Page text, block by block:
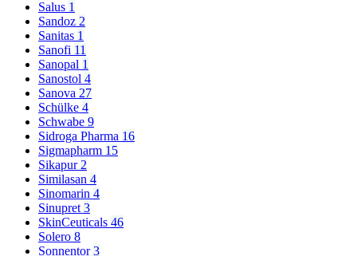
Salus 1
Sandoz 2
Sanitas 1
Sanofi 11
Sanopal 1
Sanostol 4
Sanova 27
Schülke 4
Schwabe 9
Sidroga Pharma 16
Sigmapharm 15
Sikapur 2
Similasan 4
Sinomarin 4
Sinupret 3
SkinCeuticals 46
Solero 8
Sonnentor3